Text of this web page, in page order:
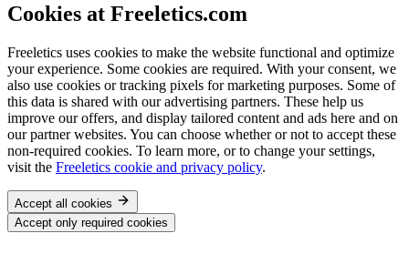
Cookies at Freeletics.com
Freeletics uses cookies to make the website functional and optimize
your experience. Some cookies are required. With your consent, we
also use cookies or tracking pixels for marketing purposes. Some of
this data is shared with our advertising partners. These help us
improve our offers, and display tailored content and ads here and on
our partner websites. You can choose whether or not to accept these
non-required cookies. To learn more, or to change your settings,
visit the Freeletics cookie and privacy policy.
Accept all cookies
Accept only required cookies